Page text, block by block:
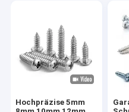
Hochpräzise 5mm